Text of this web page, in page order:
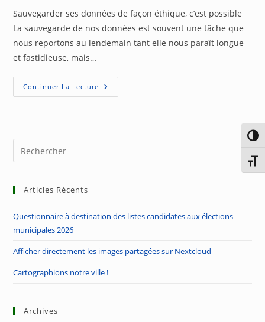
la
publication :
Sauvegarder ses données de façon éthique, c’est possible
La sauvegarde de nos données est souvent une tâche que
nous reportons au lendemain tant elle nous paraît longue
et fastidieuse, mais…
Continuer La Lecture Article
Sur
Partie
Ordinateur
to
Articles Récents
Questionnaire à destination des listes candidates aux élections
municipales 2026
Afficher directement les images partagées sur Nextcloud
Cartographions notre ville !
Archives